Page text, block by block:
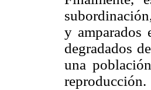
y amparados
degradados
una
reproducción.